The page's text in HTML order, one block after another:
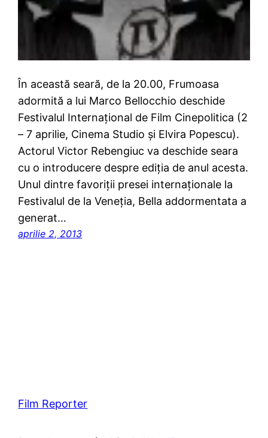
În această seară, de la 20.00, Frumoasa
adormită a lui Marco Bellocchio deschide
Festivalul Internaţional de Film Cinepolitica (2
– 7 aprilie, Cinema Studio și Elvira Popescu).
Actorul Victor Rebengiuc va deschide seara
cu o introducere despre ediția de anul acesta.
Unul dintre favoriții presei internaționale la
Festivalul de la Veneția, Bella addormentata a
generat…
aprilie 2, 2013
Film Reporter